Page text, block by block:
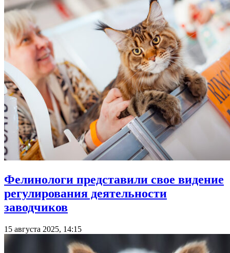
Фелинологи представили свое видение
регулирования деятельности
заводчиков
15 августа 2025, 14:15